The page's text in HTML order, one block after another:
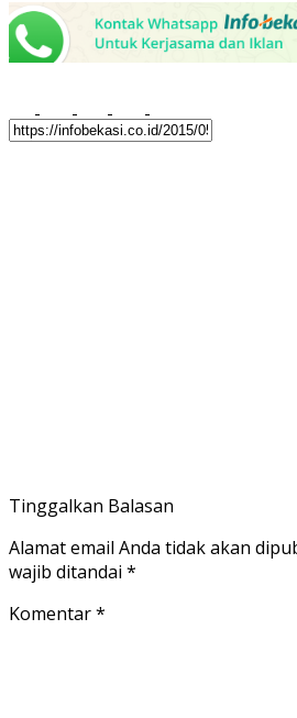
Tinggalkan Balasan
Alamat email Anda tidak akan
wajib ditandai *
Komentar*